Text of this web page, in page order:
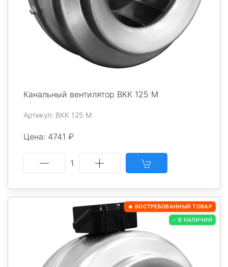
Канальный вентилятор ВКК 125 М
Артикул: ВКК 125 М
Цена: 4741 ₽
1
🔥 ВОСТРЕБОВАННЫЙ ТОВАР
✅ В НАЛИЧИИ